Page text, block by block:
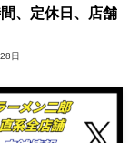
間、定休日、店舗
日